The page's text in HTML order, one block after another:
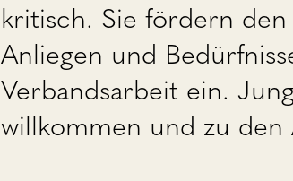
kritisch. Sie fördern
Anliegen und
Verbandsarbeit ein.
willkommen und zu den